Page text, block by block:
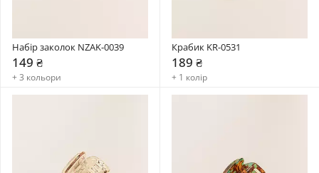
Набір заколок NZAK-0039
149 ₴
+ 3 кольори
Крабик KR-0531
189 ₴
+ 1 колір